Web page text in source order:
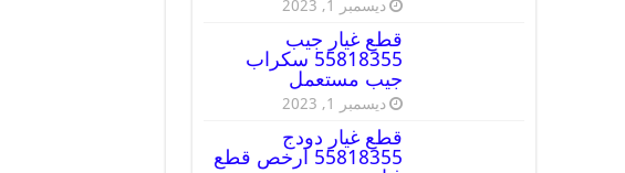
ديسمبر 1, 2023
قطع غيار جيب
55818355 سكراب
جيب مستعمل
ديسمبر 1, 2023
قطع غيار دودج
55818355 ارخص قطع